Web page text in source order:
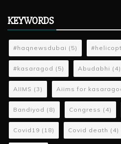
KEYWORDS
#haqnewsdubai (5)
#kasaragod (5) Abudabhi (4)
AIIMS (3) Aiims for
Bandiyod (8) Congress (4)
Covid19 (18) Covid death (4)